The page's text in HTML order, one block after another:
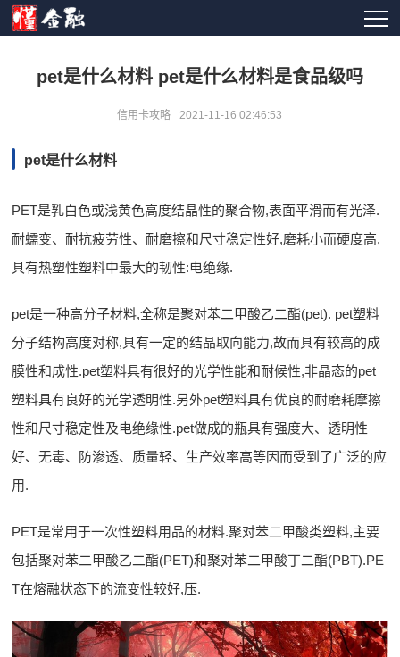
pet是什么材料 pet是什么材料是食品级吗
信用卡攻略 2021-11-16 02:46:53
pet是什么材料
PET是乳白色或浅黄色高度结晶性的聚合物,表面平滑而有光泽.
耐蠕变、耐抗疲劳性、耐磨擦和尺寸稳定性好,磨耗小而硬度高,
具有热塑性塑料中最大的韧性:电绝缘.
pet是一种高分子材料,全称是聚对苯二甲酸乙二酯(pet). pet塑料
分子结构高度对称,具有一定的结晶取向能力,故而具有较高的成
膜性和成性.pet塑料具有很好的光学性能和耐候性,非晶态的pet
塑料具有良好的光学透明性.另外pet塑料具有优良的耐磨耗摩擦
性和尺寸稳定性及电绝缘性.pet做成的瓶具有强度大、透明性
好、无毒、防渗透、质量轻、生产效率高等因而受到了广泛的应
用.
PET是常用于一次性塑料用品的材料.聚对苯二甲酸类塑料,主要
包括聚对苯二甲酸乙二酯(PET)和聚对苯二甲酸丁二酯(PBT).PE
T在熔融状态下的流变性较好,压.